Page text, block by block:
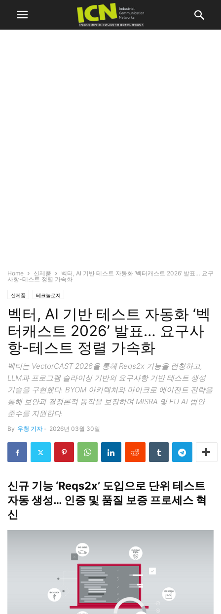
Home 신제품
벡터, AI 기반 테스트 자동화 ‘벡터캐스트 2026’ 발표… 요구
사항-테스트 정렬 가속화
신제품 테크놀로지
벡터, AI 기반 테스트 자동화 ‘벡
터캐스트 2026’ 발표… 요구사
항-테스트 정렬 가속화
벡터는 VectorCAST 2026을 통해 Reqs2x 기능을 런칭하고,
LLM과 프로그램 슬라이싱 기반의 요구사항 기반 테스트 생성
기술을 구현했다. BYOM 아키텍처와 마이크로 에이전트 전략을
통해 보안과 결정론적 동작을 보장하며 MISRA 및 EU AI 법안
준수를 지원한다.
By 우청 기자 - 2026년 03월 30일
신규 기능 ‘Reqs2x’ 도입으로 단위 테스트
자동 생성… 인증 및 품질 보증 프로세스 혁
신